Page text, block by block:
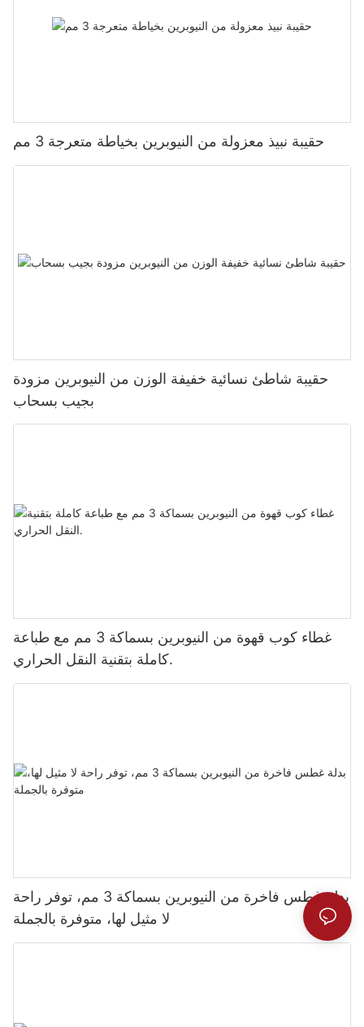
حقيبة نبيذ معزولة من النيوبرين بخياطة متعرجة 3 مم
حقيبة شاطئ نسائية خفيفة الوزن من النيوبرين مزودة
بجيب بسحاب
غطاء كوب قهوة من النيوبرين بسماكة 3 مم مع طباعة
كاملة بتقنية النقل الحراري.
بدلة غطس فاخرة من النيوبرين بسماكة 3 مم، توفر راحة
لا مثيل لها، متوفرة بالجملة